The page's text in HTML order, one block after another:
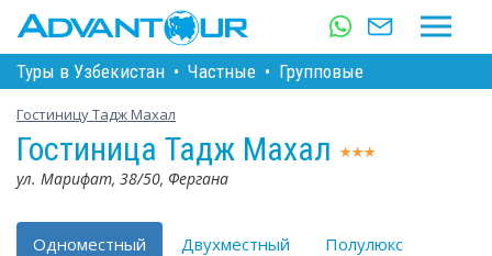
Туры в Узбекистан • Частные • Групповые
Гостиницу Тадж Махал
Гостиница Тадж Махал
ул. Марифат, 38/50, Фергана
Одноместный Двухместный
Полулюкс